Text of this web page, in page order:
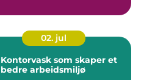
02. jul
Kontorvask som skaper et
bedre arbeidsmiljø